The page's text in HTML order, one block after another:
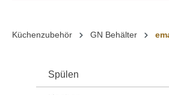
Küchenzubehör GN Behälter
Spülen